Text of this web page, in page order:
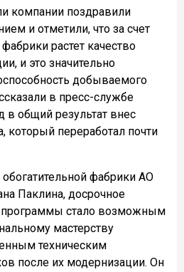
компании поздравили
и отметили, что за счет
растет качество
и это значительно
добываемого
в пресс-службе
общий результат внес
который переработал почти
фабрики АО
Паклина, досрочное
стало возможным
мастерству
техническим
после их модернизации. Он